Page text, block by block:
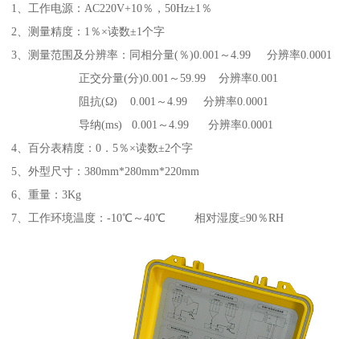
1、工作电源：AC220V+10％，50Hz±1％
2、测量精度：1％×读数±1个字
3、测量范围及分辨率：同相分量(％)0.001～4.99 分辨率0.0001
正交分量(分)0.001～59.99 分辨率0.001
阻抗(Ω) 0.001～4.99 分辨率0.0001
导纳(ms) 0.001～4.99 分辨率0.0001
4、百分表精度：0．5％×读数±2个字
5、外型尺寸：380mm*280mm*220mm
6、重量：3Kg
7、工作环境温度：-10℃～40℃ 相对湿度≤90％RH